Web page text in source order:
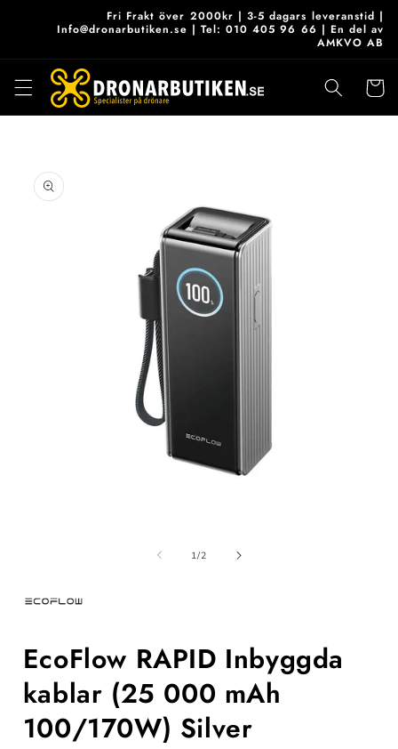
Fri Frakt över 2000kr | 3-5 dagars leveranstid |
Info@dronarbutiken.se | Tel: 010 405 96 66 | En del av
AMKVO AB
vidare till
1/av
2
EcoFlow RAPID Inbyggda
kablar (25 000 mAh
100/170W) Silver